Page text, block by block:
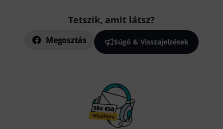
Tetszik, amit látsz?
Megosztás Súgó & Visszajelzések